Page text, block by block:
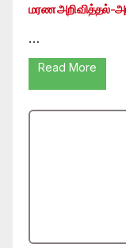
மரண அறிவித்தல்-
…
Read More